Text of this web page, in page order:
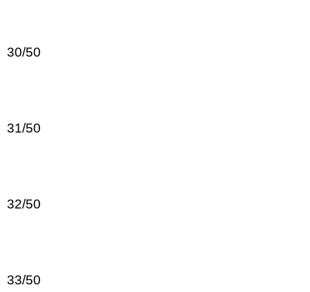
30/50
31/50
32/50
33/50